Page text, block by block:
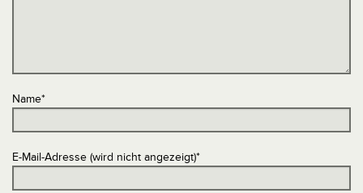
Name*
E-Mail-Adresse (wird nicht angezeigt)*